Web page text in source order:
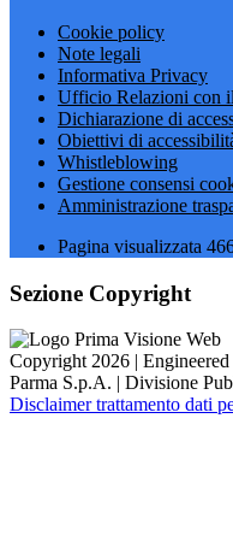
Cookie policy
Note legali
Informativa Privacy
Ufficio Relazioni con
Dichiarazione di
Obiettivi di
Whistleblowing
Gestione consensi
Amministrazione
Pagina visualizzata
Sezione Copyright
Copyright 2026 |
Parma S.p.A. | Divisione
Disclaimer trattamento dati